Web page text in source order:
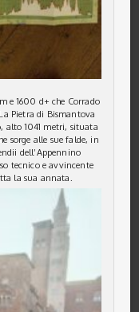
e 1600 d+ che Corrado
Pietra di Bismantova
alto 1041 metri, situata
sorge alle sue falde, in
dell’Appennino
tecnico e avvincente
la sua annata.